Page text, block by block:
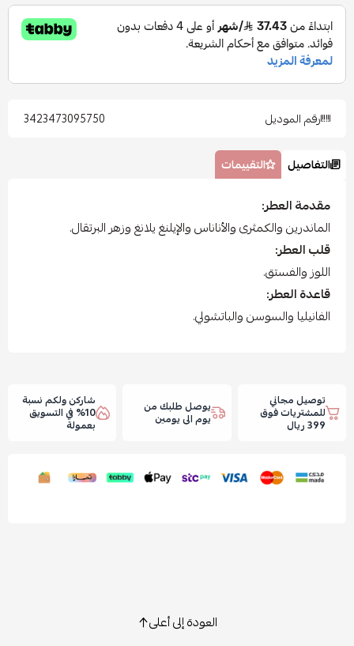
رقم الموديل 3423473095750
التفاصيل التقييمات
مقدمة العطر:
الماندرين والكمثرى والأناناس والإيلنغ يلانغ وزهر البرتقال.
قلب العطر:
اللوز والفستق.
قاعدة العطر:
الفانيليا والسوسن والباتشولي.
توصيل مجاني
للمشتريات فوق
399 ريال
يوصل طلبك من
يوم الى يومين
شاركن ولكم نسبة
10% في التسويق
بعمولة
العودة إلى أعلى